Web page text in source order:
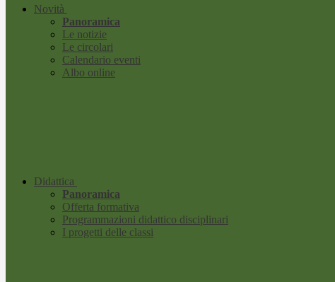
Novità
Panoramica
Le notizie
Le circolari
Calendario eventi
Albo online
Didattica
Panoramica
Offerta formativa
Programmazioni didattico disciplinari
I progetti delle classi